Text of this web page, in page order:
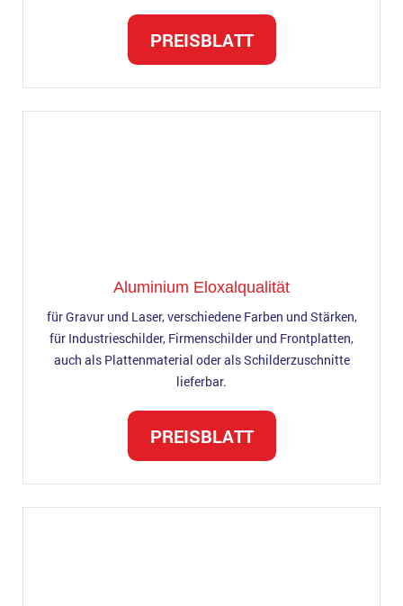
PREISBLATT
Aluminium Eloxalqualität
für Gravur und Laser, verschiedene Farben und Stärken,
für Industrieschilder, Firmenschilder und Frontplatten,
auch als Plattenmaterial oder als Schilderzuschnitte
lieferbar.
PREISBLATT